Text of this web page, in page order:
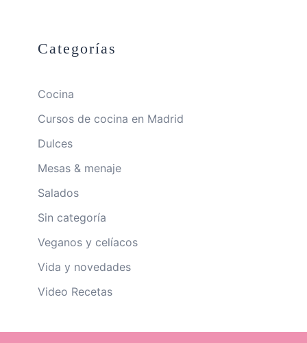
Categorías
Cocina
Cursos de cocina en Madrid
Dulces
Mesas & menaje
Salados
Sin categoría
Veganos y celíacos
Vida y novedades
Video Recetas